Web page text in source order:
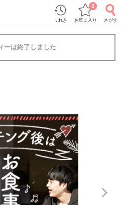
りれき お気に入り
0
さがす
ーは終了しました